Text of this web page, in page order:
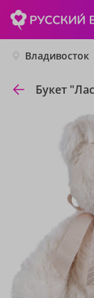
Владивосток
Букет